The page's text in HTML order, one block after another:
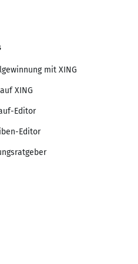
mit XING
XING
Editor
Editor